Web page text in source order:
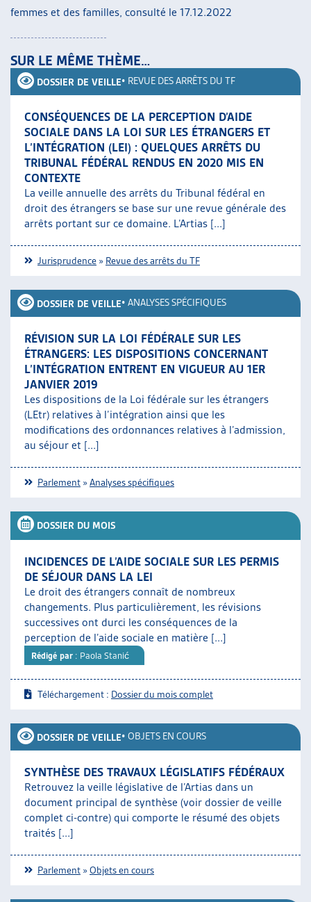
femmes et des familles, consulté le 17.12.2022
SUR LE MÊME THÈME…
DOSSIER DE VEILLE• REVUE DES ARRÊTS DU TF
CONSÉQUENCES DE LA PERCEPTION D’AIDE
SOCIALE DANS LA LOI SUR LES ÉTRANGERS ET
L’INTÉGRATION (LEI) : QUELQUES ARRÊTS DU
TRIBUNAL FÉDÉRAL RENDUS EN 2020 MIS EN
CONTEXTE
La veille annuelle des arrêts du Tribunal fédéral en
droit des étrangers se base sur une revue générale des
arrêts portant sur ce domaine. L’Artias [...]
Jurisprudence » Revue des arrêts du TF
DOSSIER DE VEILLE• ANALYSES SPÉCIFIQUES
RÉVISION SUR LA LOI FÉDÉRALE SUR LES
ÉTRANGERS: LES DISPOSITIONS CONCERNANT
L’INTÉGRATION ENTRENT EN VIGUEUR AU 1ER
JANVIER 2019
Les dispositions de la Loi fédérale sur les étrangers
(LEtr) relatives à l’intégration ainsi que les
modifications des ordonnances relatives à l’admission,
au séjour et [...]
Parlement »Analyses spécifiques
DOSSIER DU MOIS
INCIDENCES DE L’AIDE SOCIALE SUR LES PERMIS
DE SÉJOUR DANS LA LEI
Le droit des étrangers connaît de nombreux
changements. Plus particulièrement, les révisions
successives ont durci les conséquences de la
perception de l’aide sociale en matière [...]
Rédigé par : Paola Stanić
Téléchargement : Dossier du mois complet
DOSSIER DE VEILLE• OBJETS EN COURS
SYNTHÈSE DES TRAVAUX LÉGISLATIFS FÉDÉRAUX
Retrouvez la veille législative de l’Artias dans un
document principal de synthèse (voir dossier de veille
complet ci-contre) qui comporte le résumé des objets
traités [...]
Parlement »Objets en cours